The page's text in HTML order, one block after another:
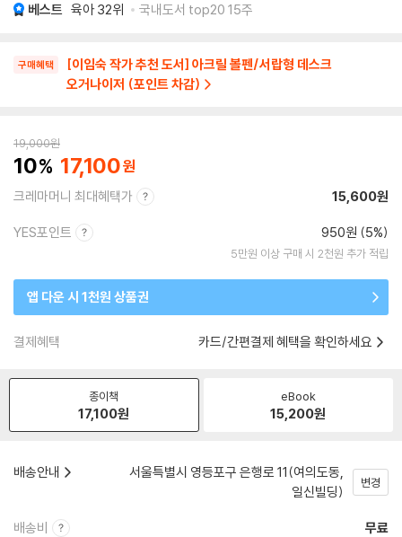
베스트 육아32위 국내도서 top20 15주
구매혜택
[이임숙 작가 추천 도서] 아크릴 볼펜/서랍형 데스크
오거나이저 (포인트 차감)
19,000원
10 17,100
크레마머니 최대혜택가 15,600원
YES포인트 950원 (5%)
5만원 이상 구매 시 2천원 추가 적립
앱 다운 시 1천원 상품권
결제혜택 카드/간편결제 혜택을 확인하세요
종이책
17,100원
eBook
15,200원
배송안내
서울특별시 영등포구 은행로 11(여의도동,
일신빌딩)
변경
배송비 무료